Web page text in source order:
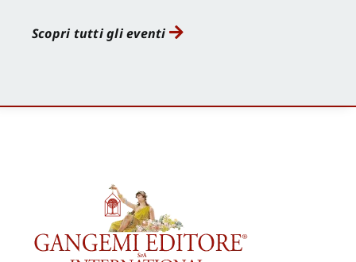
Scopri tutti gli eventi